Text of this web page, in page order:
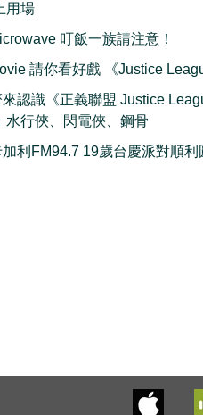
用場
叮飯一族請注意！
請你看好戲 《Justice
來認識《正義聯盟 Justice
水行俠、閃電俠、鋼骨
加利FM94.7 19歲台慶派對順利